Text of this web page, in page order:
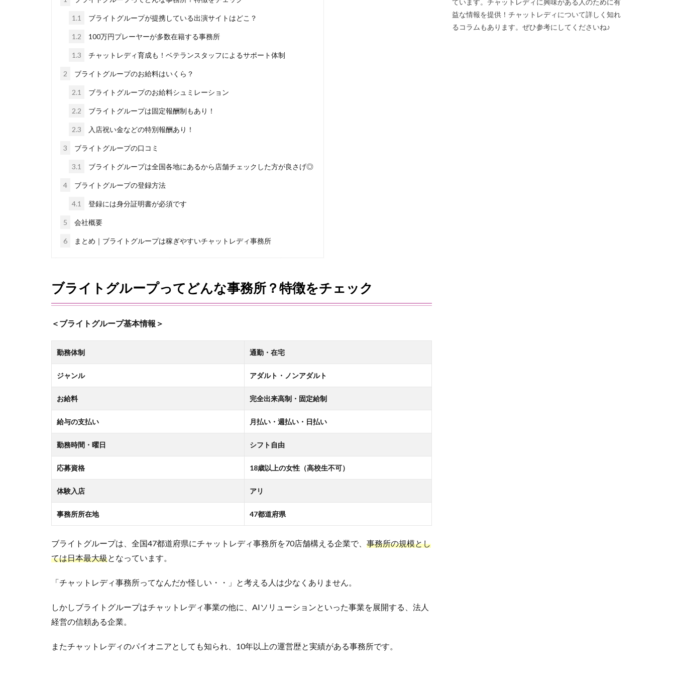
1.1 ブライトグループが提携している出演サイトはどこ？
1.2 100万円プレーヤーが多数在籍する事務所
1.3 チャットレディ育成も！ベテランスタッフによるサポート体制
2 ブライトグループのお給料はいくら？
2.1 ブライトグループのお給料シュミレーション
2.2 ブライトグループは固定報酬制もあり！
2.3 入店祝い金などの特別報酬あり！
3 ブライトグループの口コミ
3.1 ブライトグループは全国各地にあるから店舗チェックした方が良さげ◎
4 ブライトグループの登録方法
4.1 登録には身分証明書が必須です
5 会社概要
6 まとめ｜ブライトグループは稼ぎやすいチャットレディ事務所
ブライトグループってどんな事務所？特徴をチェック
＜ブライトグループ基本情報＞
勤務体制 通勤・在宅
ジャンル アダルト・ノンアダルト
お給料 完全出来高制・固定給制
給与の支払い 月払い・週払い・日払い
勤務時間・曜日 シフト自由
応募資格 18歳以上の女性（高校生不可）
体験入店 アリ
事務所所在地 47都道府県
ブライトグループは、全国47都道府県にチャットレディ事務所を70店舗構える企業で、 事務所の規模とし
ては日本最大級となっています。
「チャットレディ事務所ってなんだか怪しい・・」と考える人は少なくありません。
しかしブライトグループはチャットレディ事業の他に、AIソリューションといった事業を展開する、法人
経営の信頼ある企業。
またチャットレディのパイオニアとしても知られ、10年以上の運営歴と実績がある事務所です。
ています。チャットレディに興味がある人のために有
益な情報を提供！チャットレディについて詳しく知れ
るコラムもあります。ぜひ参考にしてくださいね♪